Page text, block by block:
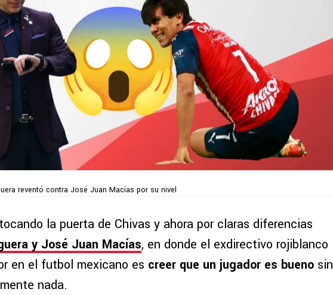
reventó contra José Juan Macías por su nivel
la puerta de Chivas y ahora por claras diferencias
y José Juan Macías, en donde el exdirectivo rojiblanco
en el futbol mexicano es creer que un jugador es bueno sin
nada.